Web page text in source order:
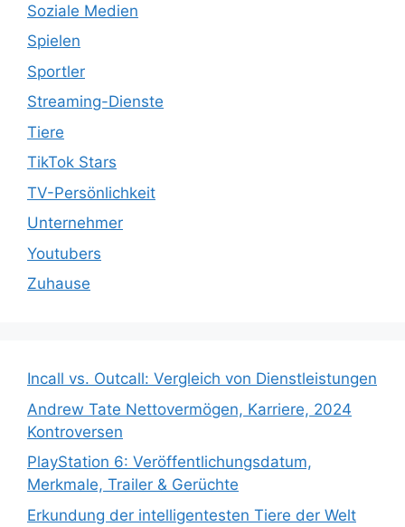
Soziale Medien
Spielen
Sportler
Streaming-Dienste
Tiere
TikTok Stars
TV-Persönlichkeit
Unternehmer
Youtubers
Zuhause
Incall vs. Outcall: Vergleich von Dienstleistungen
Andrew Tate Nettovermögen, Karriere, 2024
Kontroversen
PlayStation 6: Veröffentlichungsdatum,
Merkmale, Trailer & Gerüchte
Erkundung der intelligentesten Tiere der Welt